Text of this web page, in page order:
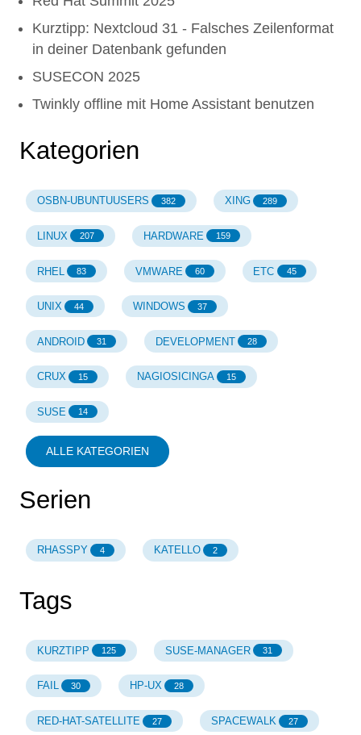
Kurztipp: Nextcloud 31 - Falsches Zeilenformat
in deiner Datenbank gefunden
SUSECON 2025
Twinkly offline mit Home Assistant benutzen
Kategorien
OSBN-UBUNTUUSERS 382 XING 289
LINUX 207 HARDWARE 159
RHEL 83 VMWARE 60 ETC 45
UNIX 44 WINDOWS 37
ANDROID 31 DEVELOPMENT 28
CRUX 15 NAGIOSICINGA 15
SUSE 14
ALLE KATEGORIEN
Serien
RHASSPY 4 KATELLO 2
Tags
KURZTIPP 125 SUSE-MANAGER 31
FAIL 30 HP-UX 28
RED-HAT-SATELLITE 27 SPACEWALK 27